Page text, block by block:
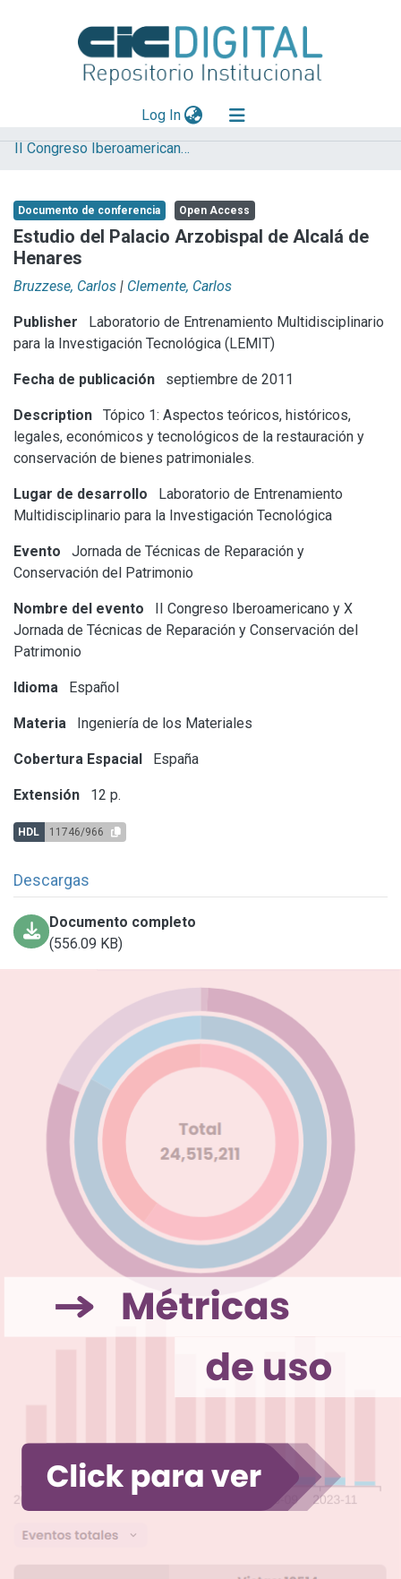
Log In(current)
Explorar
Aportar material
Statistics
II Congreso Iberoamericano y X Jornada de Técnicas de Reparación y Conservación del Patrimonio
Documento de conferencia Open Access
Estudio del Palacio Arzobispal de Alcalá de
Henares
Bruzzese, Carlos | Clemente, Carlos
Publisher
Laboratorio de Entrenamiento Multidisciplinario
para la Investigación Tecnológica (LEMIT)
Fecha de publicación septiembre de 2011
Description
Tópico 1: Aspectos teóricos, históricos,
legales, económicos y tecnológicos de la restauración y
conservación de bienes patrimoniales.
Lugar de desarrollo
Laboratorio de Entrenamiento
Multidisciplinario para la Investigación Tecnológica
Evento
Jornada de Técnicas de Reparación y
Conservación del Patrimonio
Nombre del evento
II Congreso Iberoamericano y X
Jornada de Técnicas de Reparación y Conservación del
Patrimonio
Idioma Español
Materia Ingeniería de los Materiales
Cobertura Espacial España
Extensión 12 p.
HDL 11746/966
Descargas
Documento completo
(556.09 KB)